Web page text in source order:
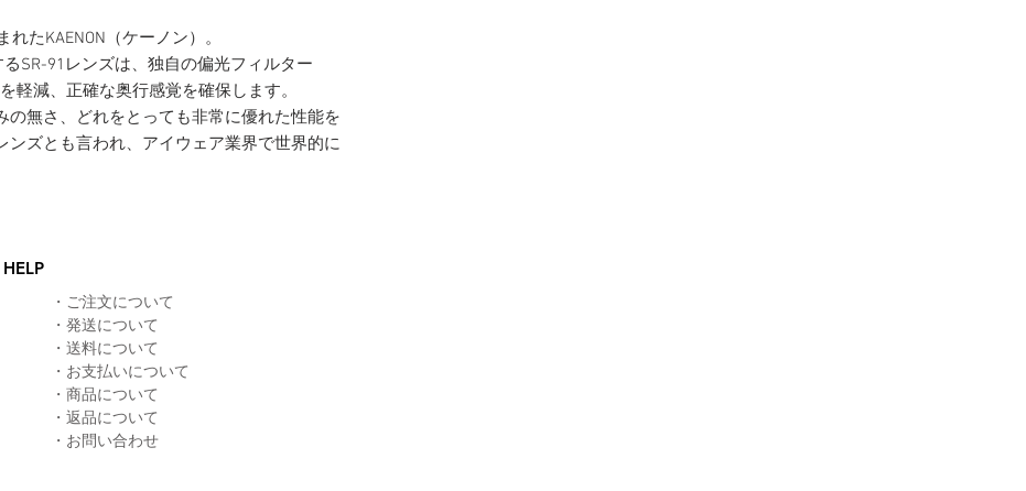
たKAENON（ケーノン）。
るSR-91レンズは、独自の偏光フィルター
軽減、正確な奥行感覚を確保します。
の無さ、どれをとっても非常に優れた性能を
ンズとも言われ、アイウェア業界で世界的に
HELP
・ ご注文について
・ 発送について
​・ 送料について
・ お支払いについて
・ 商品について
​・ 返品について
​・ お問い合わせ